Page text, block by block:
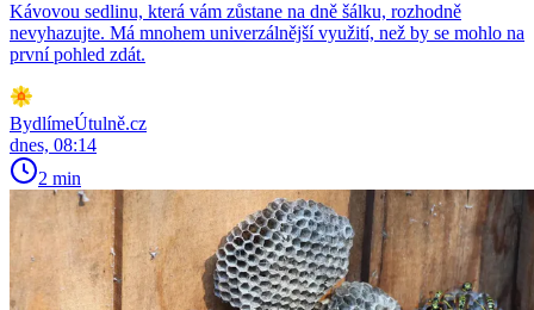
Kávovou sedlinu, která vám zůstane na dně šálku, rozhodně
nevyhazujte. Má mnohem univerzálnější využití, než by se mohlo na
první pohled zdát.
BydlímeÚtulně.cz
dnes, 08:14
2 min